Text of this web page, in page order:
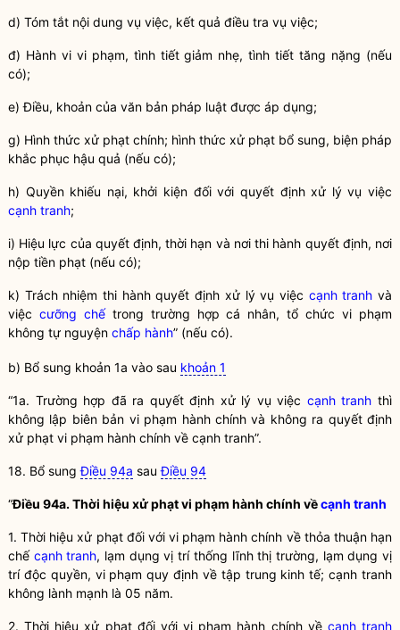
d) Tóm tắt nội dung vụ việc, kết quả điều tra vụ việc;
đ) Hành vi vi phạm, tình tiết giảm nhẹ, tình tiết tăng nặng (nếu
có);
e) Điều, khoản của văn bản pháp luật được áp dụng;
g) Hình thức xử phạt chính; hình thức xử phạt bổ sung, biện pháp
khắc phục hậu quả (nếu có);
h) Quyền khiếu nại, khởi kiện đối với quyết định xử lý vụ việc
cạnh tranh;
i) Hiệu lực của quyết định, thời hạn và nơi thi hành quyết định, nơi
nộp tiền phạt (nếu có);
k) Trách nhiệm thi hành quyết định xử lý vụ việc cạnh tranh và
việc cưỡng chếtrong trường hợp cá nhân, tổ chức vi phạm
không tự nguyện chấp hành” (nếu có).
b) Bổ sung khoản 1a vào sau khoản 1
“1a. Trường hợp đã ra quyết định xử lý vụ việc cạnh tranh thì
không lập biên bản vi phạm hành chính và không ra quyết định
xử phạt vi phạm hành chính về cạnh tranh”.
18. Bổ sungĐiều 94a sauĐiều 94
“Điều 94a. Thời hiệu xử phạt vi phạm hành chính vềcạnh tranh
1. Thời hiệu xử phạt đối với vi phạm hành chính về thỏa thuận hạn
chế cạnh tranh, lạm dụng vị trí thống lĩnh thị trường, lạm dụng vị
trí độc quyền, vi phạm quy định về tập trung kinh tế;cạnh tranh
không lành mạnh là 05 năm.
2. Thời hiệu xử phạt đối với vi phạm hành chính về cạnh tranh